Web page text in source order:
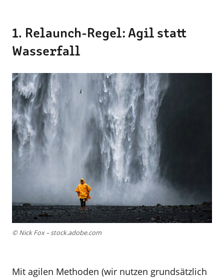
1. Relaunch-Regel: Agil statt
Wasserfall
© Nick Fox – stock.adobe.com
Mit agilen Methoden (wir nutzen grundsätzlich